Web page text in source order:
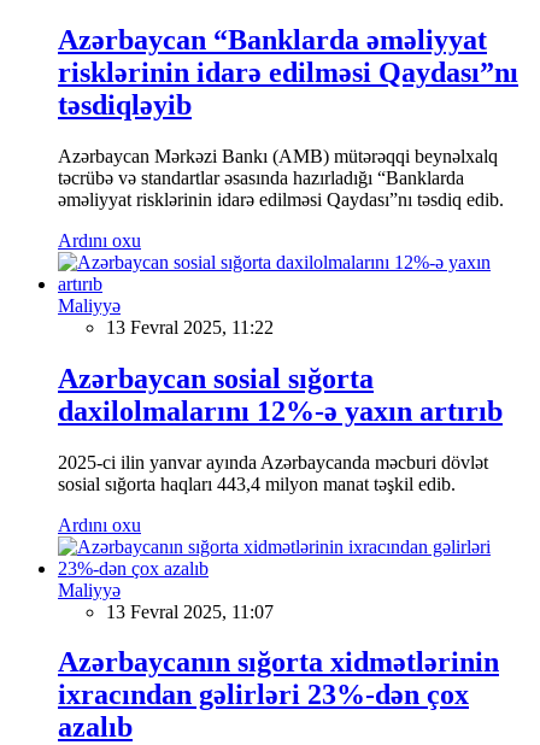
Azərbaycan “Banklarda əməliyyat
risklərinin idarə edilməsi Qaydası”nı
təsdiqləyib
Azərbaycan Mərkəzi Bankı (AMB) mütərəqqi beynəlxalq
təcrübə və standartlar əsasında hazırladığı “Banklarda
əməliyyat risklərinin idarə edilməsi Qaydası”nı təsdiq edib.
Ardını oxu
Maliyyə
13 Fevral 2025, 11:22
Azərbaycan sosial sığorta
daxilolmalarını 12%-ə yaxın artırıb
2025-ci ilin yanvar ayında Azərbaycanda məcburi dövlət
sosial sığorta haqları 443,4 milyon manat təşkil edib.
Ardını oxu
Maliyyə
13 Fevral 2025, 11:07
Azərbaycanın sığorta xidmətlərinin
ixracından gəlirləri 23%-dən çox
azalıb